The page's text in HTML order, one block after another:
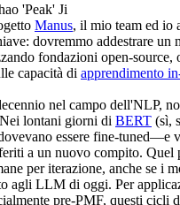
'Peak' Ji
Manus, il mio team ed io
dovremmo addestrare un
fondazioni open-source,
capacità di apprendimento
nel campo dell'NLP,
lontani giorni di BERT (sì,
essere fine-tuned—e
a un nuovo compito. Quel
per iterazione, anche se i
agli LLM di oggi. Per
pre-PMF, questi cicli